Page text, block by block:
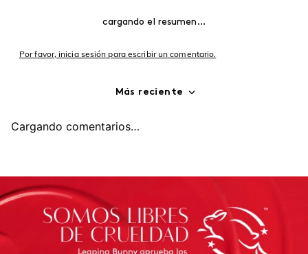
cargando el resumen…
Por favor, inicia sesión para escribir un comentario.
Más reciente
Cargando comentarios…